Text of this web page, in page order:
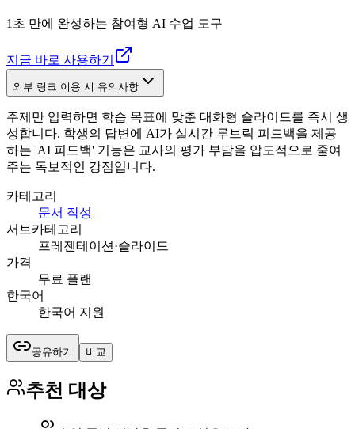
1초 만에 완성하는 참여형 AI 수업 도구
지금 바로 사용하기
외부 링크 이용 시 유의사항
주제만 입력하면 학습 목표에 맞춘 대화형 슬라이드를 즉시 생
성합니다. 학생의 답변에 AI가 실시간 루브릭 피드백을 제공
하는 'AI 피드백' 기능은 교사의 평가 부담을 압도적으로 줄여
주는 독보적인 강점입니다.
카테고리
문서 작성
서브카테고리
프레젠테이션·슬라이드
가격
무료 플랜
한국어
한국어 지원
공유하기 비교
추천 대상